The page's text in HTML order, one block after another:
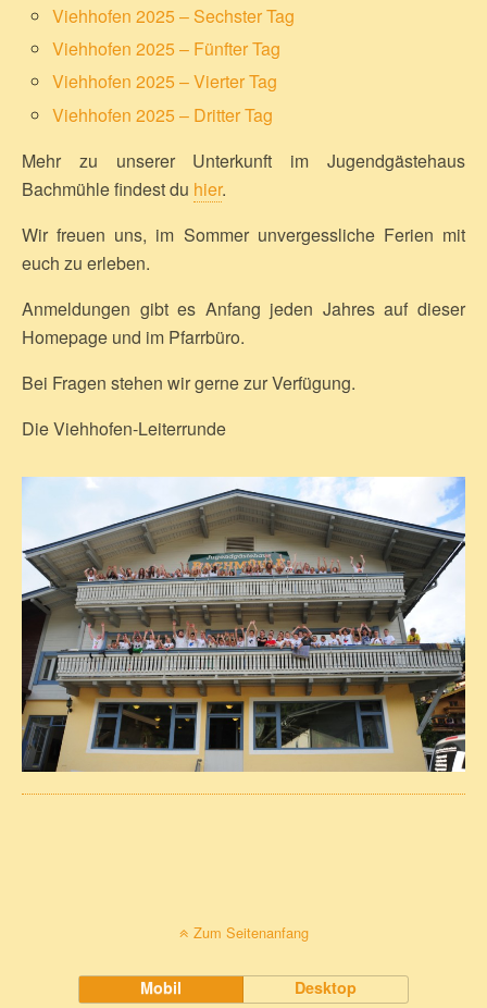
Viehhofen 2025 – Sechster Tag
Viehhofen 2025 – Fünfter Tag
Viehhofen 2025 – Vierter Tag
Viehhofen 2025 – Dritter Tag
Mehr zu unserer Unterkunft im Jugendgästehaus
Bachmühle findest du hier.
Wir freuen uns, im Sommer unvergessliche Ferien mit
euch zu erleben.
Anmeldungen gibt es Anfang jeden Jahres auf dieser
Homepage und im Pfarrbüro.
Bei Fragen stehen wir gerne zur Verfügung.
Die Viehhofen-Leiterrunde
Zum Seitenanfang
Mobil Desktop